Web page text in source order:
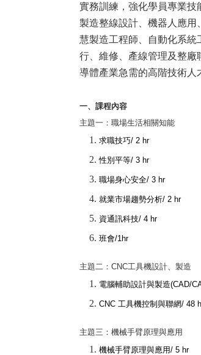
實務訓練，強化學員專業技
製造整線設計、機器人應
慧製造工程師、自動化系統
行、維修、產線管理及整
導體產業急需的高階技術人
一、課程內容
主題一：職場生活相關知能
求職技巧/ 2 hr
性別平等/ 3 hr
職場身心安全/ 3 hr
就業市場趨勢分析/ 2 hr
資通訊科技/ 4 hr
班會/1hr
主題二： CNC工具機設計、製造
電腦輔助設計與製造(CAD/
CNC 工具機控制與聯網/ 48
主題三：機械手臂原理與應用
機械手臂原理與應用/ 5 hr